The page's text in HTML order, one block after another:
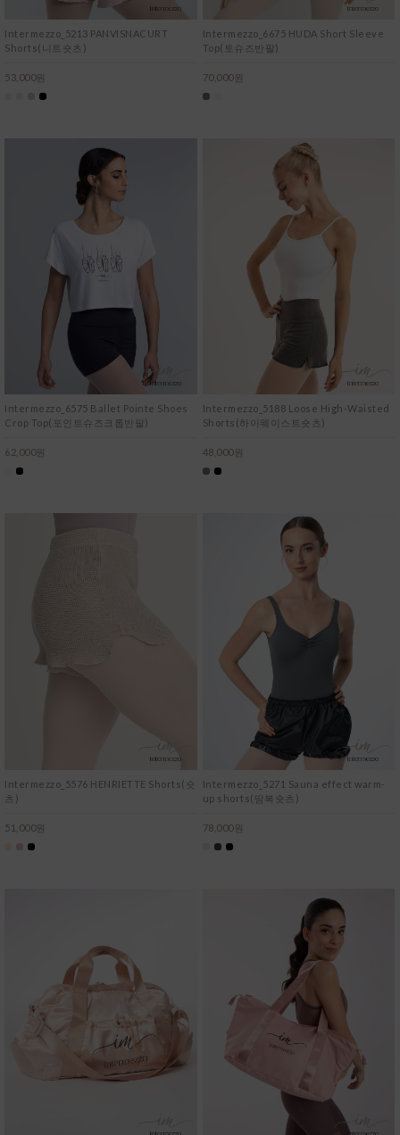
Intermezzo_5213 PANVISNACURT
Shorts(니트숏츠)
53,000원
Intermezzo_6675 HUDA Short Sleeve
Top(토슈즈반팔)
70,000원
Intermezzo_6575 Ballet Pointe Shoes
Crop Top(포인트슈즈크롭반팔)
62,000원
Intermezzo_5188 Loose High-Waisted
Shorts(하이웨이스트숏츠)
48,000원
Intermezzo_5576 HENRIETTE Shorts(숏
츠)
51,000원
Intermezzo_5271 Sauna effect warm-
up shorts(땀복숏츠)
78,000원